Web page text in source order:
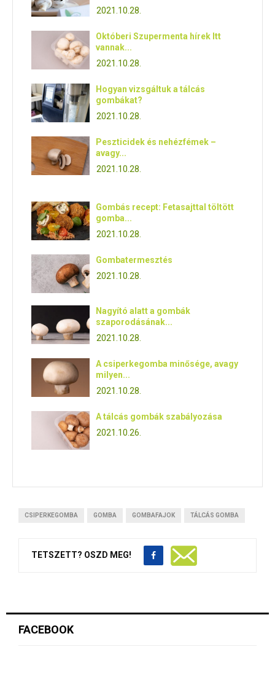
2021.10.28.
Októberi Szupermenta hírek Itt
vannak...
2021.10.28.
Hogyan vizsgáltuk a tálcás
gombákat?
2021.10.28.
Peszticidek és nehézfémek –
avagy...
2021.10.28.
Gombás recept: Fetasajttal töltött
gomba...
2021.10.28.
Gombatermesztés
2021.10.28.
Nagyító alatt a gombák
szaporodásának...
2021.10.28.
A csiperkegomba minősége, avagy
milyen...
2021.10.28.
A tálcás gombák szabályozása
2021.10.26.
CSIPERKEGOMBA GOMBA GOMBAFAJOK TÁLCÁS GOMBA
TETSZETT? OSZD MEG!
FACEBOOK